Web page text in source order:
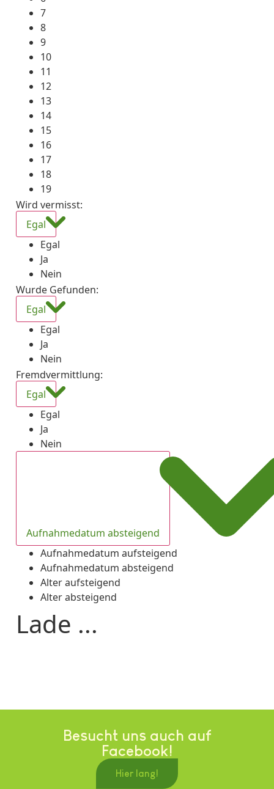
7
8
9
10
11
12
13
14
15
16
17
18
19
Wird vermisst:
Egal
Egal
Ja
Nein
Wurde Gefunden:
Egal
Egal
Ja
Nein
Fremdvermittlung:
Egal
Egal
Ja
Nein
Aufnahmedatum absteigend
Aufnahmedatum aufsteigend
Aufnahmedatum absteigend
Alter aufsteigend
Alter absteigend
Lade ...
Besucht uns auch auf
Facebook!
Hier lang!